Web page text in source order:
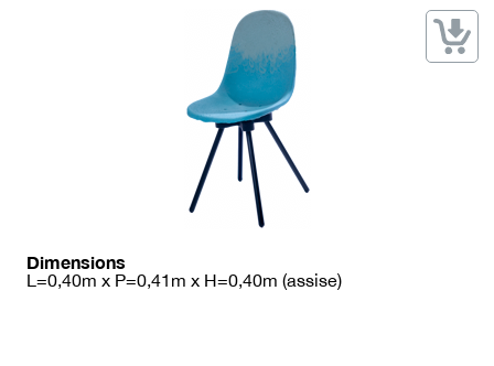
Dimensions
L=0,40m x P=0,41m x H=0,40m (assise)